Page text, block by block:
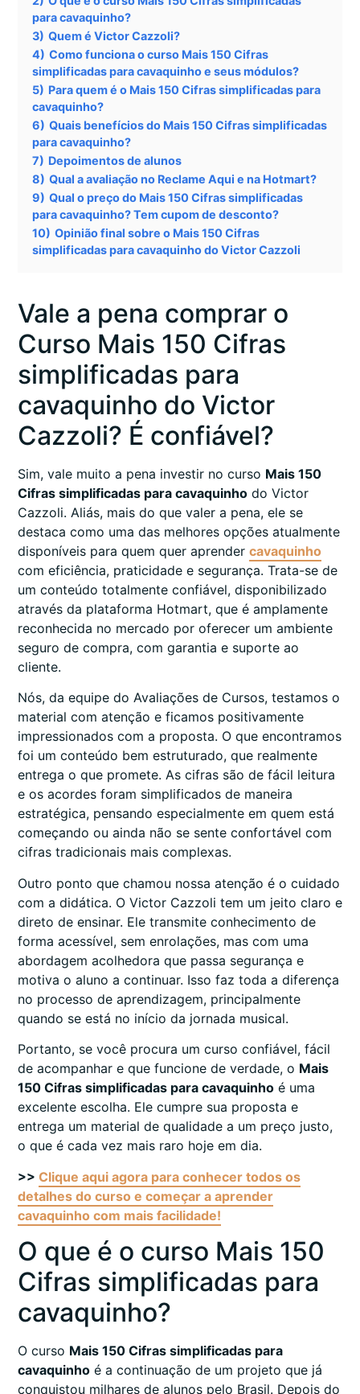
para cavaquinho?
3) Quem é Victor Cazzoli?
4) Como funciona o curso Mais 150 Cifras
simplificadas para cavaquinho e seus módulos?
5) Para quem é o Mais 150 Cifras simplificadas para
cavaquinho?
6) Quais benefícios do Mais 150 Cifras simplificadas
para cavaquinho?
7) Depoimentos de alunos
8) Qual a avaliação no Reclame Aqui e na Hotmart?
9) Qual o preço do Mais 150 Cifras simplificadas
para cavaquinho? Tem cupom de desconto?
10) Opinião final sobre o Mais 150 Cifras
simplificadas para cavaquinho do Victor Cazzoli
Vale a pena comprar o
Curso Mais 150 Cifras
simplificadas para
cavaquinho do Victor
Cazzoli? É confiável?
Sim, vale muito a pena investir no curso Mais 150
Cifras simplificadas para cavaquinho do Victor
Cazzoli. Aliás, mais do que valer a pena, ele se
destaca como uma das melhores opções atualmente
disponíveis para quem quer aprender cavaquinho
com eficiência, praticidade e segurança. Trata-se de
um conteúdo totalmente confiável, disponibilizado
através da plataforma Hotmart, que é amplamente
reconhecida no mercado por oferecer um ambiente
seguro de compra, com garantia e suporte ao
cliente.
Nós, da equipe do Avaliações de Cursos, testamos o
material com atenção e ficamos positivamente
impressionados com a proposta. O que encontramos
foi um conteúdo bem estruturado, que realmente
entrega o que promete. As cifras são de fácil leitura
e os acordes foram simplificados de maneira
estratégica, pensando especialmente em quem está
começando ou ainda não se sente confortável com
cifras tradicionais mais complexas.
Outro ponto que chamou nossa atenção é o cuidado
com a didática. O Victor Cazzoli tem um jeito claro e
direto de ensinar. Ele transmite conhecimento de
forma acessível, sem enrolações, mas com uma
abordagem acolhedora que passa segurança e
motiva o aluno a continuar. Isso faz toda a diferença
no processo de aprendizagem, principalmente
quando se está no início da jornada musical.
Portanto, se você procura um curso confiável, fácil
de acompanhar e que funcione de verdade, o Mais
150 Cifras simplificadas para cavaquinho é uma
excelente escolha. Ele cumpre sua proposta e
entrega um material de qualidade a um preço justo,
o que é cada vez mais raro hoje em dia.
>> Clique aqui agora para conhecer todos os
detalhes do curso e começar a aprender
cavaquinho com mais facilidade!
O que é o curso Mais 150
Cifras simplificadas para
cavaquinho?
O curso Mais 150 Cifras simplificadas para
cavaquinho é a continuação de um projeto que já
conquistou milhares de alunos pelo Brasil. Depois do